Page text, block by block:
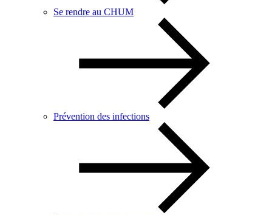
Se rendre au CHUM
Prévention des infections